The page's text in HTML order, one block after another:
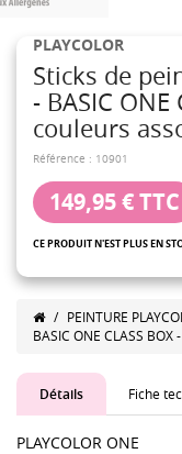
PLAYCOLOR
Sticks de
- BASIC ONE
couleurs
Référence : 10901
149,95 €TTC
CE PRODUIT N'EST PLUS EN
/ PEINTURE
BASIC ONE CLASS
Détails Fiche
PLAYCOLOR ONE